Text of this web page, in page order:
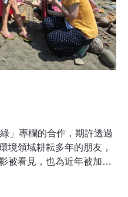
，回花蓮海邊玩滑翔翼，
和母親廖惠慶，加入荒野
象中家裡的客廳總是很多
是家裡的座上客，對鄉土
」專欄的合作，期許透過
境領域耕耘多年的朋友，
被看見，也為近年被加諸
思索—從議題倡議、社區